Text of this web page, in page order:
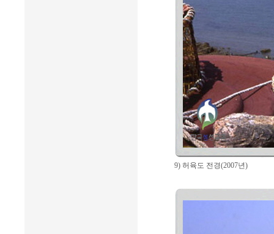
9) 허육도 전경(2007년)